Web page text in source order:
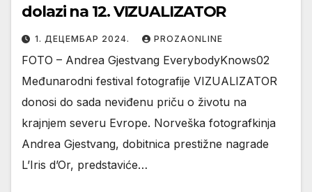
dolazi na 12. VIZUALIZATOR
1. ДЕЦЕМБАР 2024. PROZAONLINE
FOTO – Andrea Gjestvang EverybodyKnows02
Međunarodni festival fotografije VIZUALIZATOR
donosi do sada neviđenu priču o životu na
krajnjem severu Evrope. Norveška fotografkinja
Andrea Gjestvang, dobitnica prestižne nagrade
L’Iris d’Or, predstaviće…